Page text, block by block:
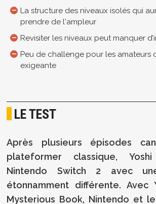
La structure des niveaux isolés qui
prendre de l'ampleur
Revisiter les niveaux peut manquer
Peu de challenge pour les amateurs
exigeante
LE TEST
Après plusieurs épisodes
plateformer classique,
Nintendo Switch 2 avec
étonnamment différente. Avec
Mysterious Book, Nintendo et